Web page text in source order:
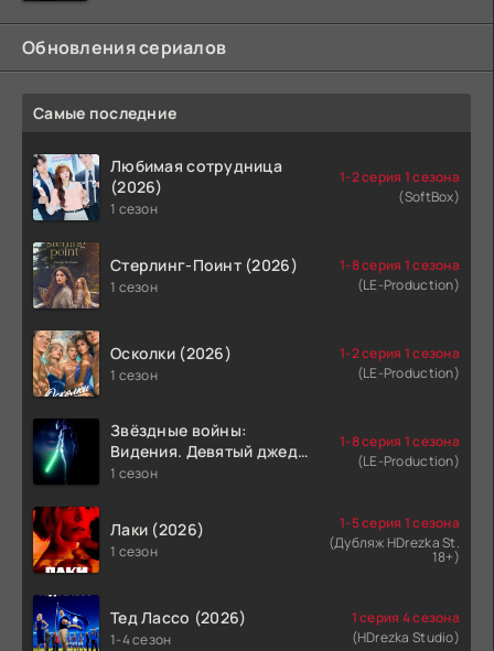
Обновления сериалов
Самые последние
Любимая сотрудница
(2026)
1 сезон
1-2 серия 1 сезона
(SoftBox)
Стерлинг-Поинт (2026)
1 сезон
1-8 серия 1 сезона
(LE-Production)
Осколки (2026)
1 сезон
1-2 серия 1 сезона
(LE-Production)
Звёздные войны:
Видения. Девятый джедай
(2026)
1 сезон
1-8 серия 1 сезона
(LE-Production)
Лаки (2026)
1 сезон
1-5 серия 1 сезона
(Дубляж HDrezka St.
18+)
Тед Лассо (2026)
1-4 сезон
1 серия 4 сезона
(HDrezka Studio)